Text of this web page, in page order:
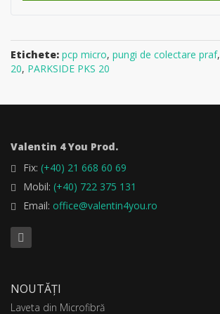
Etichete: pcp micro, pungi de colectare praf,
20, PARKSIDE PKS 20
Valentin 4 You Prod.
Fix: (+40) 21 668 60 69
Mobil: (+40) 722 375 131
Email: office@valentin4you.ro
NOUTĂȚI
Laveta din Microfibră